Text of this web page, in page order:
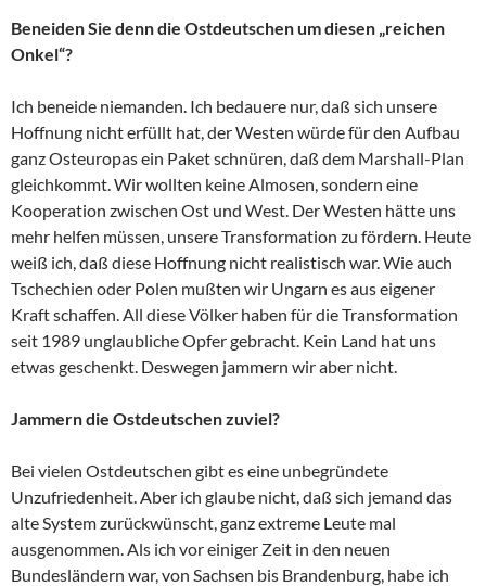
Beneiden Sie denn die Ostdeutschen um diesen „reichen
Onkel“?
Ich beneide niemanden. Ich bedauere nur, daß sich unsere
Hoffnung nicht erfüllt hat, der Westen würde für den Aufbau
ganz Osteuropas ein Paket schnüren, daß dem Marshall-Plan
gleichkommt. Wir wollten keine Almosen, sondern eine
Kooperation zwischen Ost und West. Der Westen hätte uns
mehr helfen müssen, unsere Transformation zu fördern. Heute
weiß ich, daß diese Hoffnung nicht realistisch war. Wie auch
Tschechien oder Polen mußten wir Ungarn es aus eigener
Kraft schaffen. All diese Völker haben für die Transformation
seit 1989 unglaubliche Opfer gebracht. Kein Land hat uns
etwas geschenkt. Deswegen jammern wir aber nicht.
Jammern die Ostdeutschen zuviel?
Bei vielen Ostdeutschen gibt es eine unbegründete
Unzufriedenheit. Aber ich glaube nicht, daß sich jemand das
alte System zurückwünscht, ganz extreme Leute mal
ausgenommen. Als ich vor einiger Zeit in den neuen
Bundesländern war, von Sachsen bis Brandenburg, habe ich